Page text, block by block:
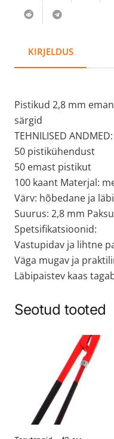
mm
särgid.
kogus
KIRJELDUS
Pistikud 2,8 mm
särgid
TEHNILISED ANDMED:
50 pistikühendust
50 emast pistikut
100 kaant Materjal:
Värv: hõbedane ja
Suurus: 2,8 mm
Spetsifikatsioonid:
Vastupidav ja lihtne
Väga mugav ja
Läbipaistev kaas
Seotud tooted